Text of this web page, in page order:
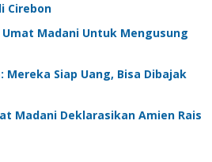
Cirebon
Madani Untuk Mengusung
Siap Uang, Bisa Dibajak
Madani Deklarasikan Amien Rais